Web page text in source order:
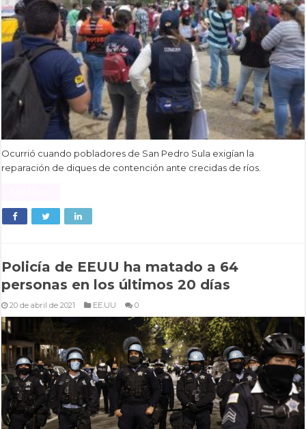
Ocurrió cuando pobladores de San Pedro Sula exigían la
reparación de diques de contención ante crecidas de ríos.
Policía de EEUU ha matado a 64
personas en los últimos 20 días
20 de abril de 2021 EE.UU 0